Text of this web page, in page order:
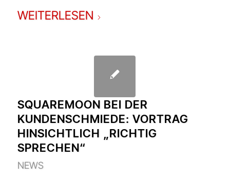
WEITERLESEN
SQUAREMOON BEI DER
KUNDENSCHMIEDE: VORTRAG
HINSICHTLICH „RICHTIG
SPRECHEN“
NEWS